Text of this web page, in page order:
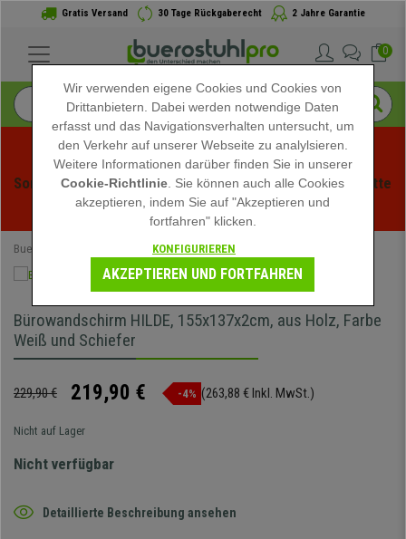
Gratis Versand 30 Tage Rückgaberecht 2 Jahre Garantie
0
Sommerschlussverauf bei buerstuhlpro! Exklusive Rabatte
für kurze Zeit - Aktion ansehen -
Buerostuhlpro Bürowandschirm
Bürowandschirm HILDE, 155x137x2cm, aus Holz, Farbe
Weiß und Schiefer
229,90 € 219,90 € -4% (263,88 € Inkl. MwSt.)
Nicht auf Lager
Nicht verfügbar
Detaillierte Beschreibung ansehen
Wir verwenden eigene Cookies und Cookies von
Drittanbietern. Dabei werden notwendige Daten
erfasst und das Navigationsverhalten untersucht, um
den Verkehr auf unserer Webseite zu analylsieren.
Weitere Informationen darüber finden Sie in unserer
Cookie-Richtlinie . Sie können auch alle Cookies
akzeptieren, indem Sie auf "Akzeptieren und
fortfahren" klicken.
KONFIGURIEREN
AKZEPTIEREN UND FORTFAHREN